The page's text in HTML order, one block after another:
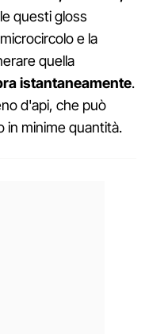
questi gloss
e la
quella
istantaneamente.
d'api, che può
in minime quantità.